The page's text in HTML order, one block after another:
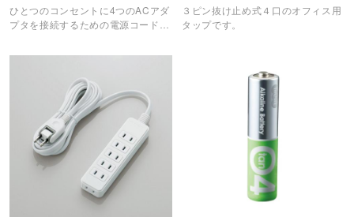
ひとつのコンセントに4つのACアダ
プタを接続するための電源コードで
３ピン抜け止め式４口のオフィス用
タップです。